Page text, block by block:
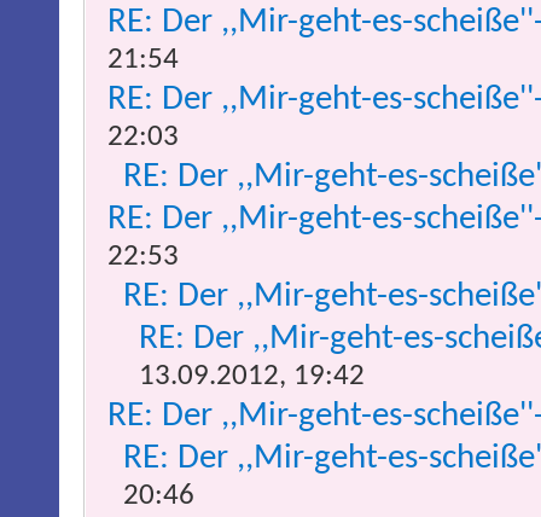
RE: Der ,,Mir-geht-es-
21:54
RE: Der ,,Mir-geht-es-
22:03
RE: Der ,,Mir-geht-es-
RE: Der ,,Mir-geht-es-
22:53
RE: Der ,,Mir-geht-es-
RE: Der ,,Mir-geht-es-
13.09.2012, 19:42
RE: Der ,,Mir-geht-es-
RE: Der ,,Mir-geht-es-
20:46